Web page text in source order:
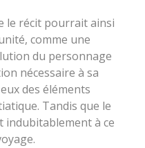
le récit pourrait ainsi
comme une
du personnage
nécessaire à sa
des éléments
Tandis que le
à ce